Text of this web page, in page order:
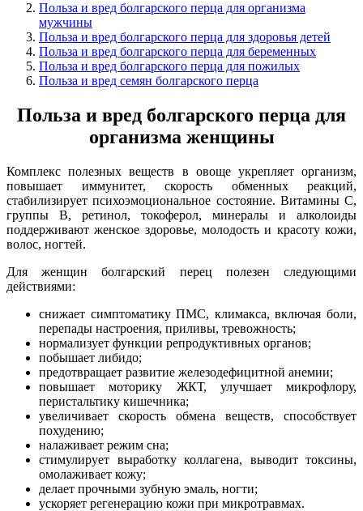
Польза и вред болгарского перца для организма
мужчины
Польза и вред болгарского перца для здоровья детей
Польза и вред болгарского перца для беременных
Польза и вред болгарского перца для пожилых
Польза и вред семян болгарского перца
Польза и вред болгарского перца для
организма женщины
Комплекс полезных веществ в овоще укрепляет организм,
повышает иммунитет, скорость обменных реакций,
стабилизирует психоэмоциональное состояние. Витамины C,
группы B, ретинол, токоферол, минералы и алколоиды
поддерживают женское здоровье, молодость и красоту кожи,
волос, ногтей.
Для женщин болгарский перец полезен следующими
действиями:
снижает симптоматику ПМС, климакса, включая боли,
перепады настроения, приливы, тревожность;
нормализует функции репродуктивных органов;
побышает либидо;
предотвращает развитие железодефицитной анемии;
повышает моторику ЖКТ, улучшает микрофлору,
перистальтику кишечника;
увеличивает скорость обмена веществ, способствует
похудению;
налаживает режим сна;
стимулирует выработку коллагена, выводит токсины,
омолаживает кожу;
делает прочными зубную эмаль, ногти;
ускоряет регенерацию кожи при микротравмах.